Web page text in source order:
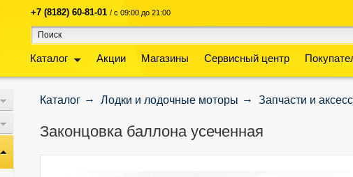
+7 (8182) 60-81-01 / с 09:00 до 21:00
Каталог Акции Магазины Сервисный центр
Каталог Лодки и лодочные моторы Запчасти и
Законцовка баллона усеченная